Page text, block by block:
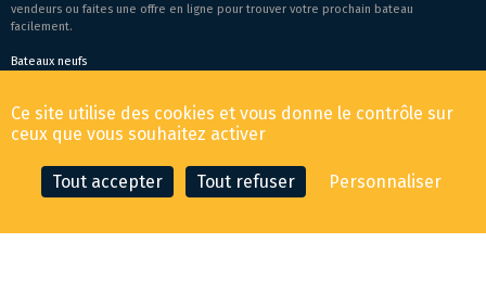
CONTACTER LE COURTIER FAIRE UNE OFFRE
vendeurs ou faites une offre en ligne pour trouver votre prochain bateau
facilement.
Bateaux neufs
© 2026 YachtingAddress.com
Ce site utilise des cookies et vous donne le contrôle sur
ceux que vous souhaitez activer
Tout accepter Tout refuser Personnaliser